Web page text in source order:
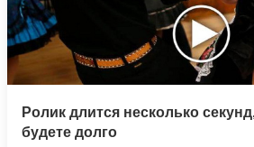
Ролик длится несколько
будете долго